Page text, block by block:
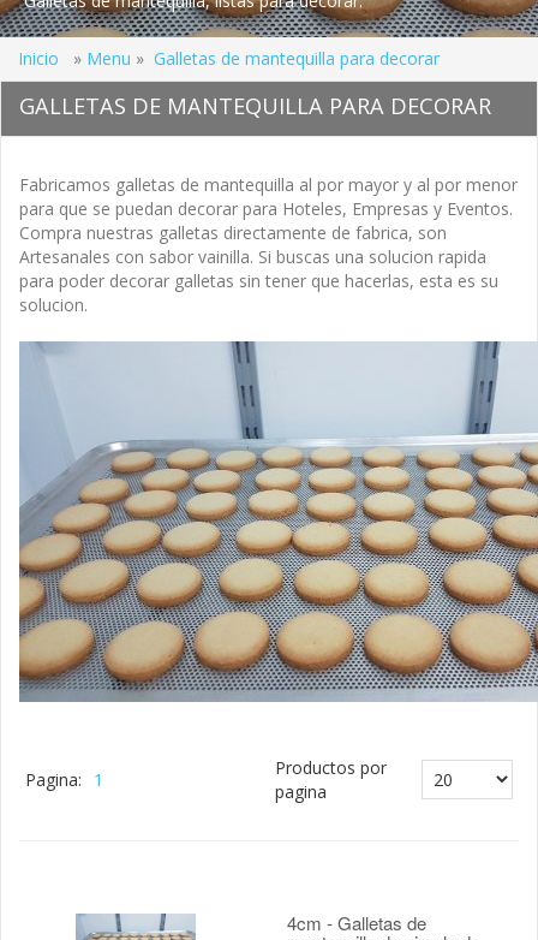
Inicio » Menu » Galletas de mantequilla para decorar
GALLETAS DE MANTEQUILLA PARA DECORAR
Fabricamos galletas de mantequilla al por mayor y al por menor
para que se puedan decorar para Hoteles, Empresas y Eventos.
Compra nuestras galletas directamente de fabrica, son
Artesanales con sabor vainilla. Si buscas una solucion rapida
para poder decorar galletas sin tener que hacerlas, esta es su
solucion.
Pagina: 1
Productos por
pagina
4cm - Galletas de